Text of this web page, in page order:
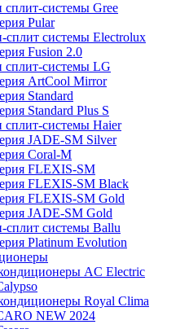
сплит-системы Gree
Pular
сплит системы Electrolux
Fusion 2.0
сплит-системы LG
ArtCool Mirror
Standard
Standard Plus S
сплит-системы Haier
JADE-SM Silver
Coral-M
FLEXIS-SM
FLEXIS-SM Black
FLEXIS-SM Gold
JADE-SM Gold
сплит системы Ballu
Platinum Evolution
AC Electric
Royal Clima
NEW 2024